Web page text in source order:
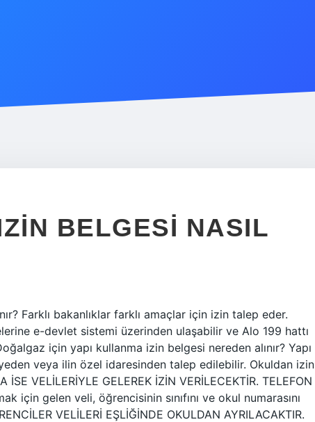
BELGESI NASIL
Farklı bakanlıklar farklı amaçlar için izin talep eder.
e-devlet sistemi üzerinden ulaşabilir ve Alo 199 hattı
için yapı kullanma izin belgesi nereden alınır? Yapı
veya ilin özel idaresinden talep edilebilir. Okuldan izin
İSE VELİLERİYLE GELEREK İZİN VERİLECEKTİR. TELEFON
için gelen veli, öğrencisinin sınıfını ve okul numarasını
VELİLERİ EŞLİĞİNDE OKULDAN AYRILACAKTIR.